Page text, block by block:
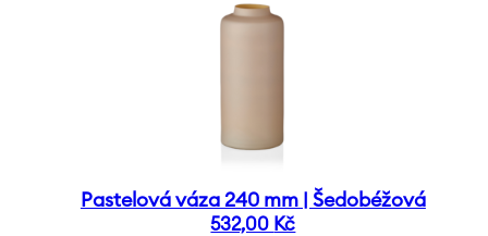
Pastelová váza 240 mm | Šedobéžová
532,00 Kč